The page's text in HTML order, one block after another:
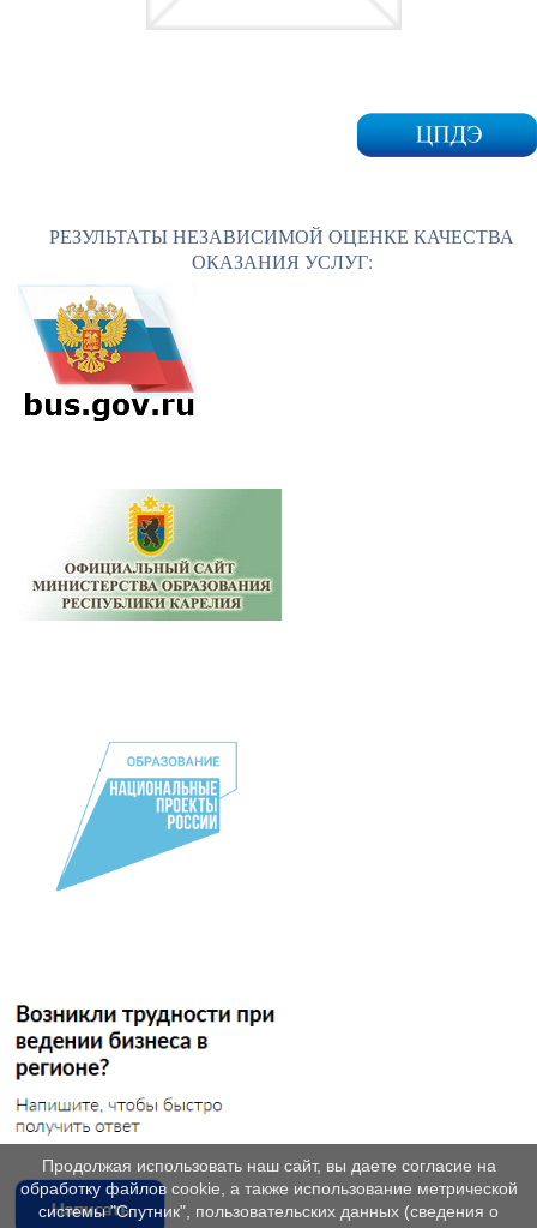
РЕЗУЛЬТАТЫ НЕЗАВИСИМОЙ ОЦЕНКЕ КАЧЕСТВА
ОКАЗАНИЯ УСЛУГ:
Продолжая использовать наш сайт, вы даете согласие на
обработку файлов cookie, а также использование метрической
системы "Спутник", пользовательских данных (сведения о